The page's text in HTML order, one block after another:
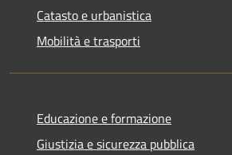
Catasto e urbanistica
Mobilità e trasporti
Educazione e formazione
Giustizia e sicurezza pubblica